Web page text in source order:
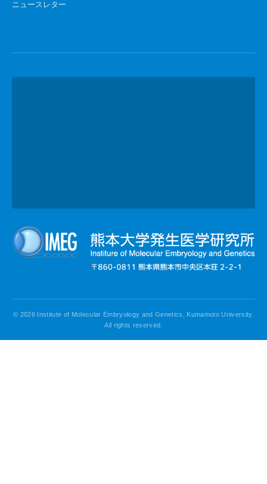
ニュースレター
© 2026 Institute of Molecular Embryology and Genetics, Kumamoto University.
All rights reserved.